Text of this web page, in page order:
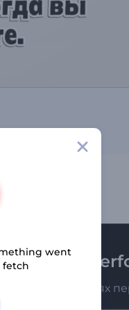
предложениях
went
fetch